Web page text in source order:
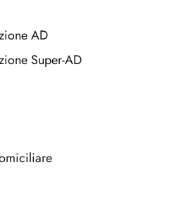
AD
Super-AD